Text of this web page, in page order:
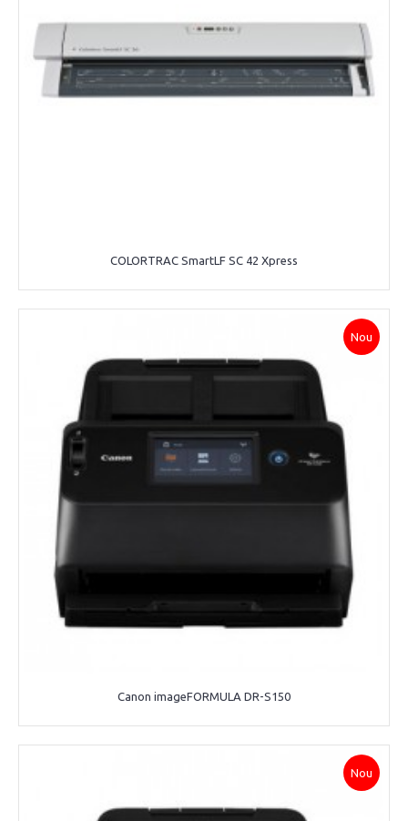
COLORTRAC SmartLF SC 42 Xpress
Nou
Canon imageFORMULA DR-S150
Nou